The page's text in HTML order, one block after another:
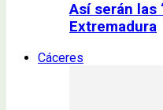
Así serán las
Extremadura
Cáceres